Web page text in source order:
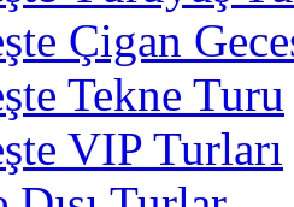
Çigan
Tekne Turu
VIP Turları